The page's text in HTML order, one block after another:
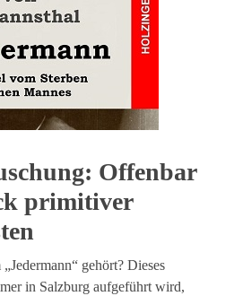
Offenbar
primitiver
gehört? Dieses
in Salzburg aufgeführt wird,